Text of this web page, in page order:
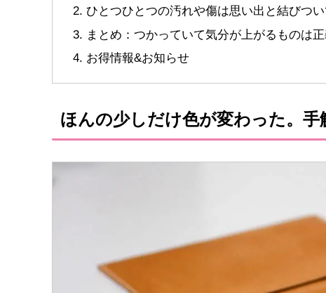
ひとつひとつの汚れや傷は思い出と結びつ
まとめ：つかっていて気分が上がるものは正
お得情報&お知らせ
ほんの少しだけ色が変わった。手